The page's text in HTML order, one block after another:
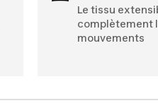
Le tissu
complètement
mouvements